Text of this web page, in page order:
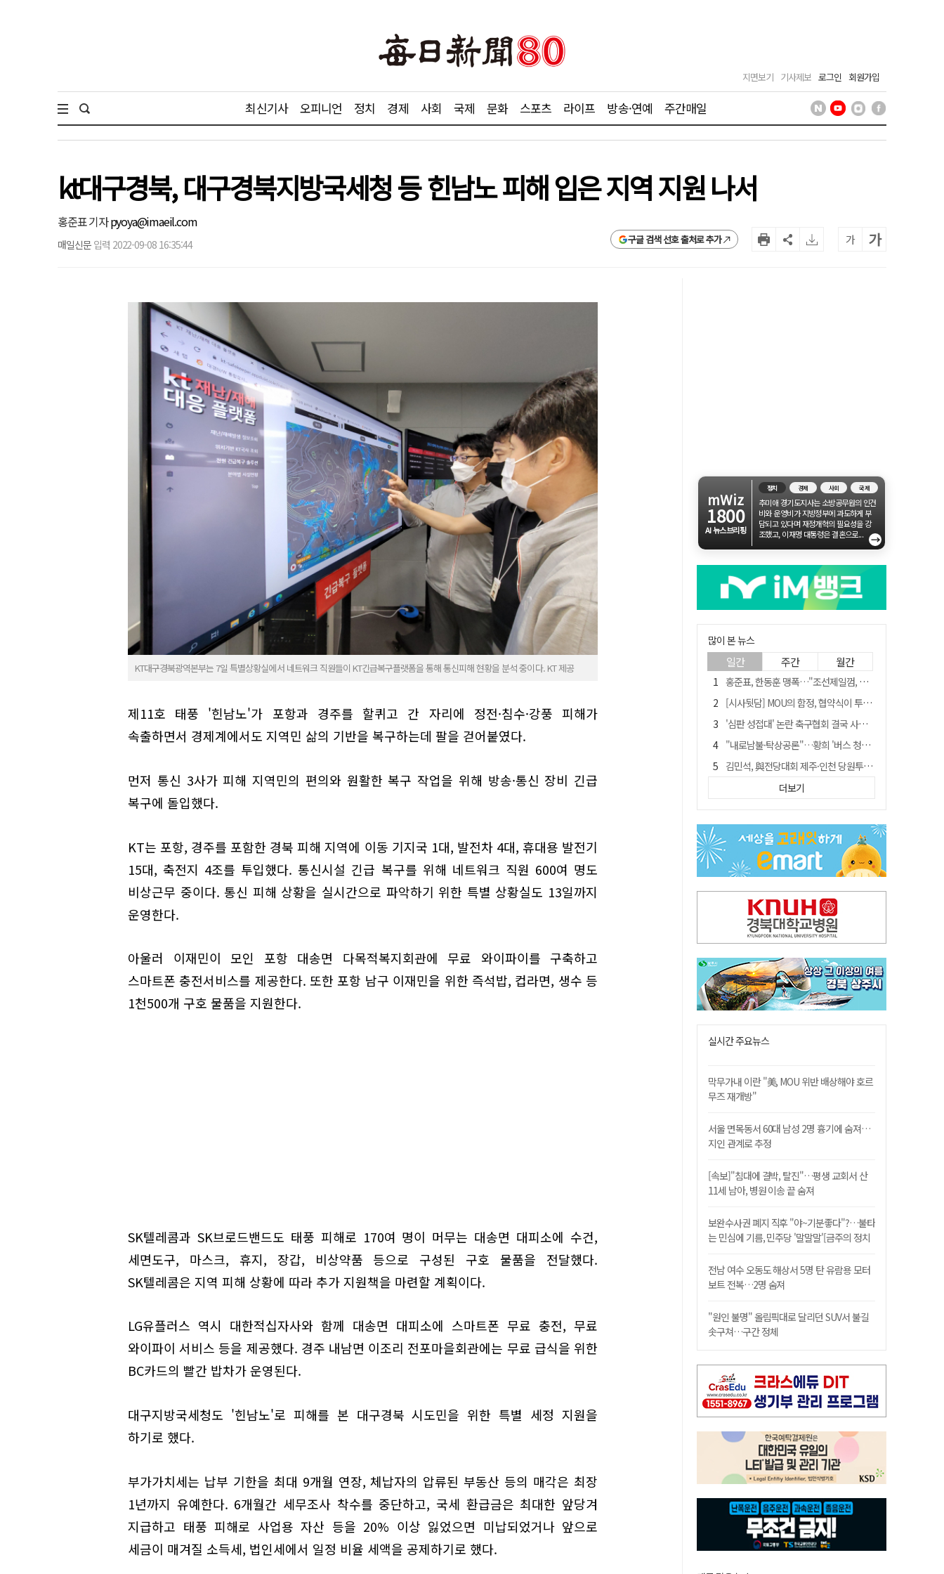
지면보기 기사제보 로그인 회원가입
최신기사 오피니언 정치 경제 사회 국제 문화 스포츠 라이프 방송·연예 주간매일
kt대구경북, 대구경북지방국세청 등 힌남노 피해 입은 지역 지원 나서
홍준표 기자pyoya@imaeil.com
매일신문 입력 2022-09-08 16:35:44 구글 검색 선호 출처로 추가 가 가
KT대구경북광역본부는 7일 특별상황실에서 네트워크 직원들이 KT긴급복구플랫폼을 통해 통신피해 현황을 분석 중이다. KT 제공
제11호 태풍 '힌남노'가 포항과 경주를 할퀴고 간 자리에 정전·침수·강풍 피해가
속출하면서 경제계에서도 지역민 삶의 기반을 복구하는데 팔을 걷어붙였다.
먼저 통신 3사가 피해 지역민의 편의와 원활한 복구 작업을 위해 방송·통신 장비 긴급
복구에 돌입했다.
KT는 포항, 경주를 포함한 경북 피해 지역에 이동 기지국 1대, 발전차 4대, 휴대용 발전기
15대, 축전지 4조를 투입했다. 통신시설 긴급 복구를 위해 네트워크 직원 600여 명도
비상근무 중이다. 통신 피해 상황을 실시간으로 파악하기 위한 특별 상황실도 13일까지
운영한다.
아울러 이재민이 모인 포항 대송면 다목적복지회관에 무료 와이파이를 구축하고
스마트폰 충전서비스를 제공한다. 또한 포항 남구 이재민을 위한 즉석밥, 컵라면, 생수 등
1천500개 구호 물품을 지원한다.
SK텔레콤과 SK브로드밴드도 태풍 피해로 170여 명이 머무는 대송면 대피소에 수건,
세면도구, 마스크, 휴지, 장갑, 비상약품 등으로 구성된 구호 물품을 전달했다.
SK텔레콤은 지역 피해 상황에 따라 추가 지원책을 마련할 계획이다.
LG유플러스 역시 대한적십자사와 함께 대송면 대피소에 스마트폰 무료 충전, 무료
와이파이 서비스 등을 제공했다. 경주 내남면 이조리 전포마을회관에는 무료 급식을 위한
BC카드의 빨간 밥차가 운영된다.
대구지방국세청도 '힌남노'로 피해를 본 대구경북 시도민을 위한 특별 세정 지원을
하기로 했다.
부가가치세는 납부 기한을 최대 9개월 연장, 체납자의 압류된 부동산 등의 매각은 최장
1년까지 유예한다. 6개월간 세무조사 착수를 중단하고, 국세 환급금은 최대한 앞당겨
지급하고 태풍 피해로 사업용 자산 등을 20% 이상 잃었으면 미납되었거나 앞으로
세금이 매겨질 소득세, 법인세에서 일정 비율 세액을 공제하기로 했다.
mWiz
1800
AI 뉴스브리핑
정치 경제 사회 국제
추미애 경기도지사는 소방공무원의 인건
비와 운영비가 지방정부에 과도하게 부
담되고 있다며 재정개혁의 필요성을 강
조했고, 이재명 대통령은 결혼으로...
→
많이 본 뉴스
일간 주간 월간
홍준표, 한동훈 맹폭…"조선제일껌, 권력에 살고 권력에 죽었다"
[시사뒷담] MOU의 함정, 협약식이 투자 확정은 아니긴 해
'심판 성접대' 논란 축구협회 결국 사과…"깊이 반성, 쇄신하겠다"
"내로남불·탁상공론"…황희 '버스 청년주택' 제안에 與 내부서도 쓴소리
김민석, 與전당대회 제주·인천 당원투표서 승리…누적 득표는 '초박빙'
"경로당 통장에 비밀번호가 적혀 있다"…전국 돌며 경로당 13곳 턴 30대 구속
휠체어 환자 발로 밀어 숨지게 한 70대 간병인…2심도 집행유예
"침대에 결박, 탈진"…평생 교회서 산 11세 남아, 병원 이송 끝 숨져
[금주의 이슈] 하늘의 외계인, 바다의 귀향자…영화 '호프'와 '오디세이'
더보기
실시간 주요뉴스
막무가내 이란 "美, MOU 위반 배상해야 호르
무즈 재개방"
서울 면목동서 60대 남성 2명 흉기에 숨져…
지인 관계로 추정
[속보]"침대에 결박, 탈진"…평생 교회서 산
11세 남아, 병원 이송 끝 숨져
보완수사권 폐지 직후 "야~기분좋다"?…불타
는 민심에 기름, 민주당 '말말말'[금주의 정치
전남 여수 오동도 해상서 5명 탄 유람용 모터
보트 전복…2명 숨져
"원인 불명" 올림픽대로 달리던 SUV서 불길
솟구쳐…구간 정체